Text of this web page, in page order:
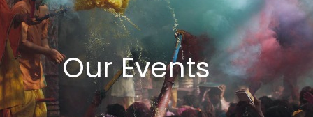
Our Events